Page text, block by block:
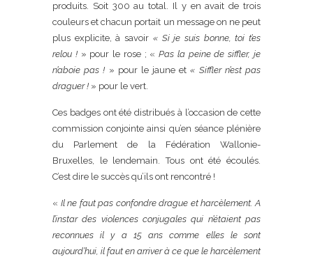
produits. Soit 300 au total. Il y en avait de trois
couleurs et chacun portait un message on ne peut
plus explicite, à savoir « Si je suis bonne, toi t’es
relou !» pour le rose ; «Pas la peine de siffler, je
n’aboie pas ! » pour le jaune et« Siffler n’est pas
draguer ! » pour le vert.
Ces badges ont été distribués à l’occasion de cette
commission conjointe ainsi qu’en séance plénière
du Parlement de la Fédération Wallonie-
Bruxelles, le lendemain. Tous ont été écoulés.
C’est dire le succès qu’ils ont rencontré !
« Il ne faut pas confondre drague et harcèlement. A
l’instar des violences conjugales qui n’étaient pas
reconnues il y a 15 ans comme elles le sont
aujourd’hui, il faut en arriver à ce que le harcèlement